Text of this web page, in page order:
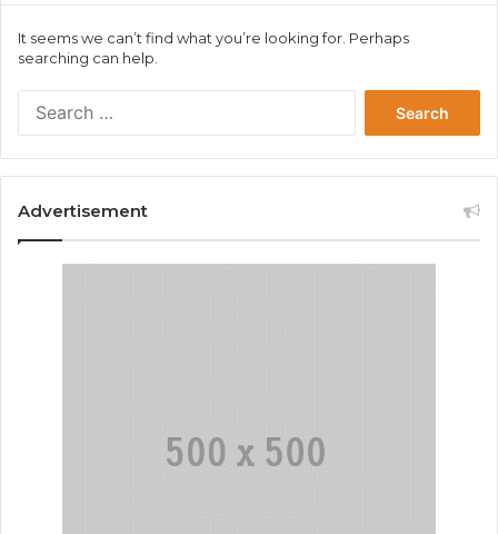
It seems we can’t find what you’re looking for. Perhaps
searching can help.
Advertisement